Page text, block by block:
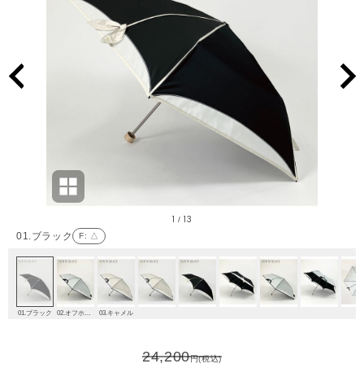
01.ブラック F: △
1 /13
01.ブラック 03.キャメル
24,200円(税込)